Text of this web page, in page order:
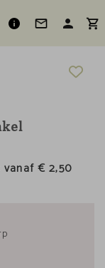
vanaf€ 2,50